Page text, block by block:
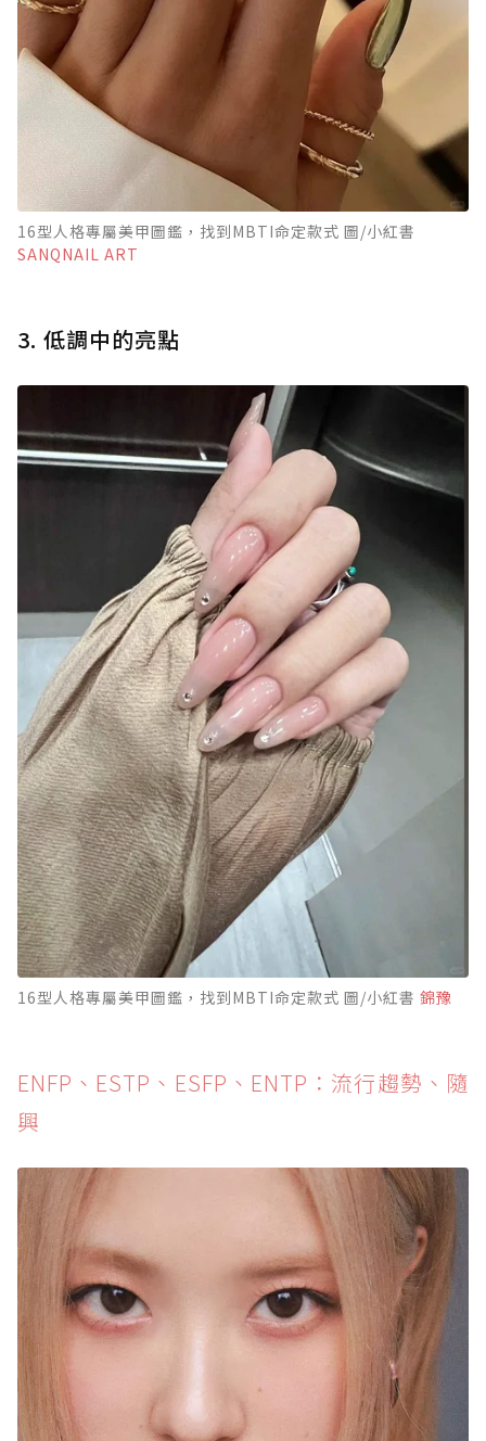
16型人格專屬美甲圖鑑，找到MBTI命定款式 圖/小紅書
SANQNAIL ART
3. 低調中的亮點
16型人格專屬美甲圖鑑，找到MBTI命定款式 圖/小紅書 錦豫
ENFP、ESTP、ESFP、ENTP：流行趨勢、隨
興